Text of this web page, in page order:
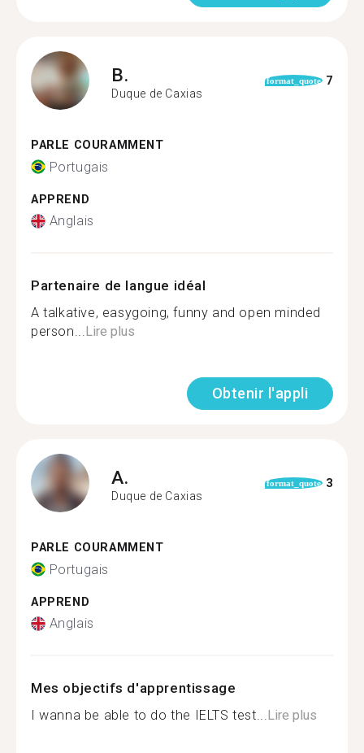
B.
Duque de Caxias
format_quote 7
PARLE COURAMMENT
Portugais
APPREND
Anglais
Partenaire de langue idéal
A talkative, easygoing, funny and open minded
person...Lire plus
Obtenir l'appli
A.
Duque de Caxias
format_quote 3
PARLE COURAMMENT
Portugais
APPREND
Anglais
Mes objectifs d'apprentissage
I wanna be able to do the IELTS test...Lire plus